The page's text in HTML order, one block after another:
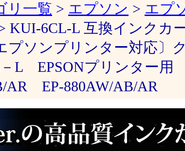
リ一覧 > エプソン > エプ
KUI-6CL-L 互換インクカ
プソンプリンター対応〕
L EPSONプリンター用
AR EP-880AW/AB/AR